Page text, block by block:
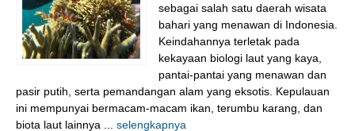
sebagai salah satu daerah wisata
bahari yang menawan di Indonesia.
Keindahannya terletak pada
kekayaan biologi laut yang kaya,
pantai-pantai yang menawan dan
pasir putih, serta pemandangan alam yang eksotis. Kepulauan
ini mempunyai bermacam-macam ikan, terumbu karang, dan
biota laut lainnya ... selengkapnya